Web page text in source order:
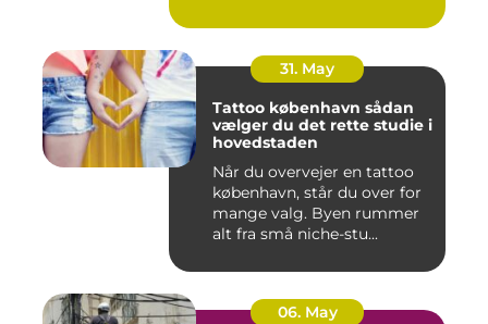
31. May
Tattoo københavn sådan
vælger du det rette studie i
hovedstaden
Når du overvejer en tattoo
københavn, står du over for
mange valg. Byen rummer
alt fra små niche-stu...
06. May